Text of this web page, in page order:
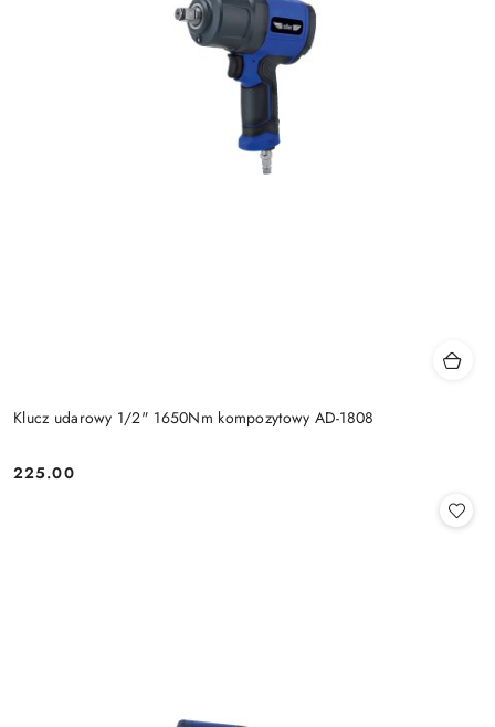
Klucz udarowy 1/2" 1650Nm kompozytowy AD-1808
Cena:
225.00